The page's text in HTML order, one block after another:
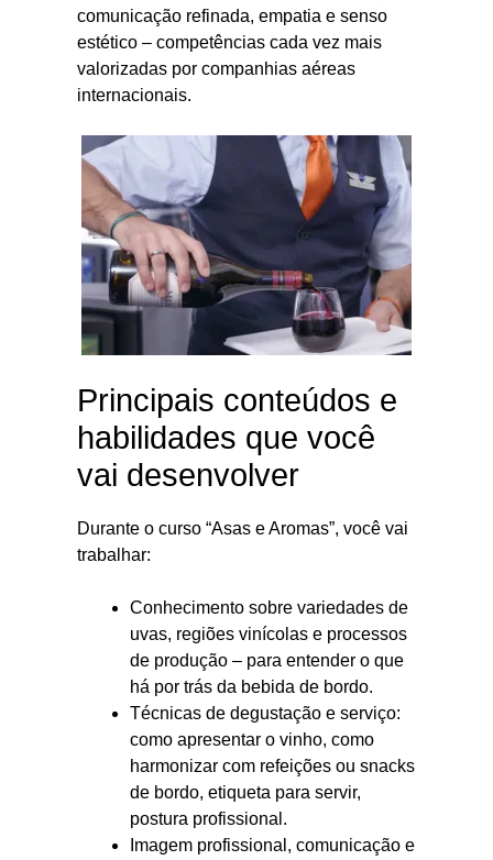
comunicação refinada, empatia e senso
estético – competências cada vez mais
valorizadas por companhias aéreas
internacionais.
Principais conteúdos e
habilidades que você
vai desenvolver
Durante o curso “Asas e Aromas”, você vai
trabalhar:
Conhecimento sobre variedades de
uvas, regiões vinícolas e processos
de produção – para entender o que
há por trás da bebida de bordo.
Técnicas de degustação e serviço:
como apresentar o vinho, como
harmonizar com refeições ou snacks
de bordo, etiqueta para servir,
postura profissional.
Imagem profissional, comunicação e